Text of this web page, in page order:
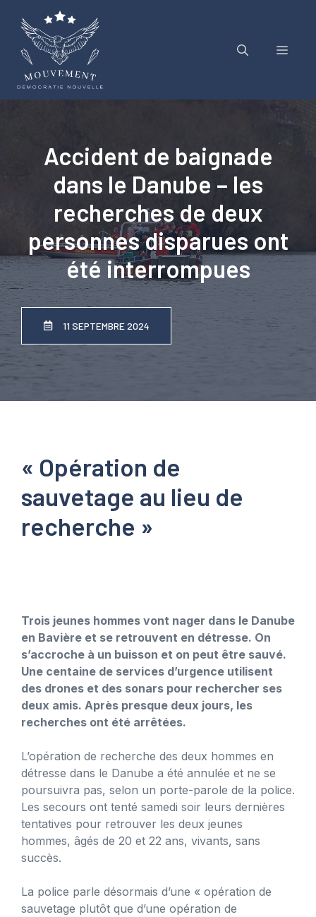
contenu
Menu
Accident de baignade
dans le Danube – les
recherches de deux
personnes disparues ont
été interrompues
11 SEPTEMBRE 2024
« Opération de
sauvetage au lieu de
recherche »
Trois jeunes hommes vont nager dans le Danube
en Bavière et se retrouvent en détresse. On
s’accroche à un buisson et on peut être sauvé.
Une centaine de services d’urgence utilisent
des drones et des sonars pour rechercher ses
deux amis. Après presque deux jours, les
recherches ont été arrêtées.
L’opération de recherche des deux hommes en
détresse dans le Danube a été annulée et ne se
poursuivra pas, selon un porte-parole de la police.
Les secours ont tenté samedi soir leurs dernières
tentatives pour retrouver les deux jeunes
hommes, âgés de 20 et 22 ans, vivants, sans
succès.
La police parle désormais d’une « opération de
sauvetage plutôt que d’une opération de